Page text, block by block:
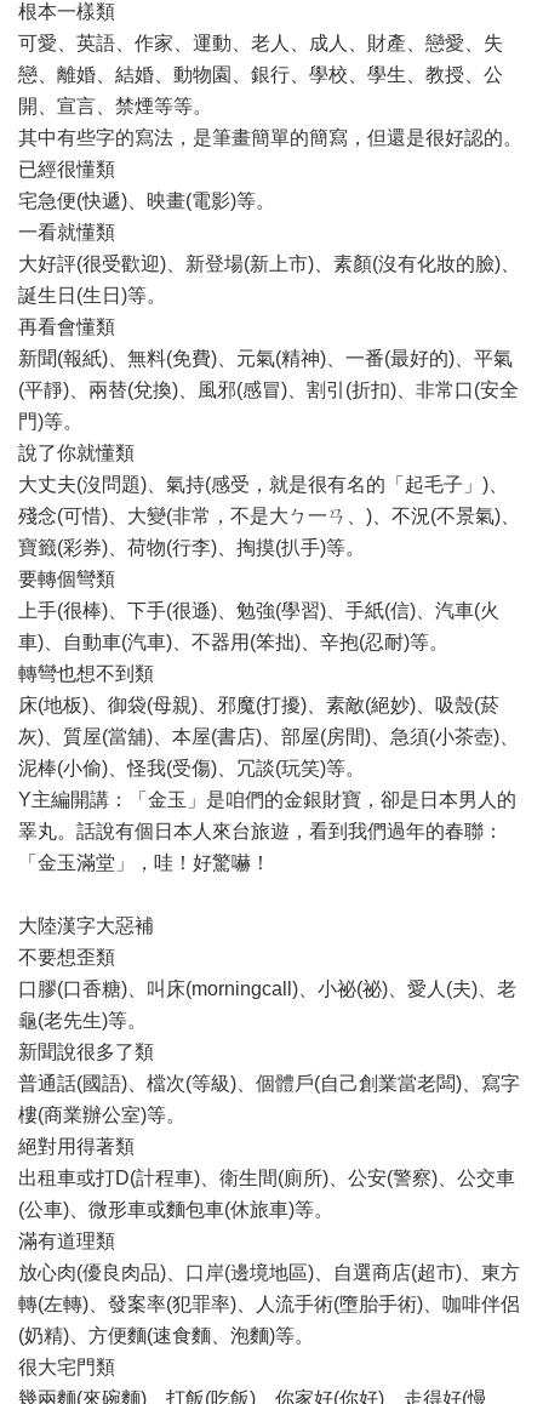
根本一樣類
可愛、英語、作家、運動、老人、成人、財產、戀愛、失
戀、離婚、結婚、動物園、銀行、學校、學生、教授、公
開、宣言、禁煙等等。
其中有些字的寫法，是筆畫簡單的簡寫，但還是很好認的。
已經很懂類
宅急便(快遞)、映畫(電影)等。
一看就懂類
大好評(很受歡迎)、新登場(新上市)、素顏(沒有化妝的臉)、
誕生日(生日)等。
再看會懂類
新聞(報紙)、無料(免費)、元氣(精神)、一番(最好的)、平氣
(平靜)、兩替(兌換)、風邪(感冒)、割引(折扣)、非常口(安全
門)等。
說了你就懂類
大丈夫(沒問題)、氣持(感受，就是很有名的「起毛子」)、
殘念(可惜)、大變(非常，不是大ㄅ一ㄢ、)、不況(不景氣)、
寶籤(彩券)、荷物(行李)、掏摸(扒手)等。
要轉個彎類
上手(很棒)、下手(很遜)、勉強(學習)、手紙(信)、汽車(火
車)、自動車(汽車)、不器用(笨拙)、辛抱(忍耐)等。
轉彎也想不到類
床(地板)、御袋(母親)、邪魔(打擾)、素敵(絕妙)、吸殼(菸
灰)、質屋(當舖)、本屋(書店)、部屋(房間)、急須(小茶壺)、
泥棒(小偷)、怪我(受傷)、冗談(玩笑)等。
Y主編開講：「金玉」是咱們的金銀財寶，卻是日本男人的
睪丸。話說有個日本人來台旅遊，看到我們過年的春聯：
「金玉滿堂」，哇！好驚嚇！
大陸漢字大惡補
不要想歪類
口膠(口香糖)、叫床(morningcall)、小祕(祕)、愛人(夫)、老
龜(老先生)等。
新聞說很多了類
普通話(國語)、檔次(等級)、個體戶(自己創業當老闆)、寫字
樓(商業辦公室)等。
絕對用得著類
出租車或打D(計程車)、衛生間(廁所)、公安(警察)、公交車
(公車)、微形車或麵包車(休旅車)等。
滿有道理類
放心肉(優良肉品)、口岸(邊境地區)、自選商店(超市)、東方
轉(左轉)、發案率(犯罪率)、人流手術(墮胎手術)、咖啡伴侶
(奶精)、方便麵(速食麵、泡麵)等。
很大宅門類
幾兩麵(來碗麵)、打飯(吃飯)、你家好(你好)、走得好(慢